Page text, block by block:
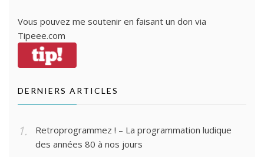
Vous pouvez me soutenir en faisant un don via
Tipeee.com
DERNIERS ARTICLES
Retroprogrammez ! – La programmation ludique
des années 80 à nos jours